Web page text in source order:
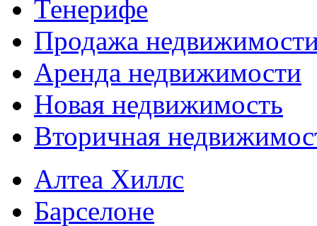
Тенерифе
Продажа
Аренда недвижимости
Новая недвижимость
Вторичная
Алтеа Хиллс
Барселоне